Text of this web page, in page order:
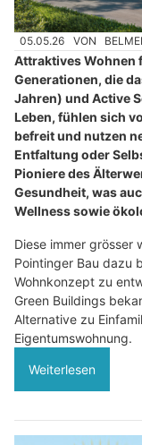
05.05.26 VON
Attraktives Wohnen
Generationen, die
Jahren) und Active
Leben, fühlen sich
befreit und nutzen
Entfaltung oder
Pioniere des
Gesundheit, was
Wellness sowie
Diese immer grösser
Pointinger Bau dazu
Wohnkonzept zu
Green Buildings
Alternative zu
Eigentumswohnung.
Weiterlesen